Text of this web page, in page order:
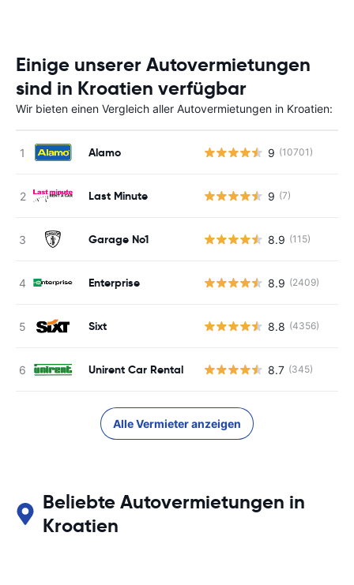
Einige unserer Autovermietungen
sind in Kroatien verfügbar
Wir bieten einen Vergleich aller Autovermietungen in Kroatien:
Alamo 9 (10701)
Last Minute 9 (7)
Garage No1 8.9 (115)
Enterprise 8.9 (2409)
Sixt 8.8 (4356)
Unirent Car Rental 8.7 (345)
Alle Vermieter anzeigen
Beliebte Autovermietungen in
Kroatien